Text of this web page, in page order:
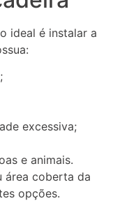
ideal é instalar a
excessiva;
e animais.
área coberta da
opções.